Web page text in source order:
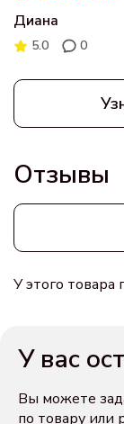
Диана
5.0 0
Отзывы
У этого товара
У вас
Вы можете
по товару или